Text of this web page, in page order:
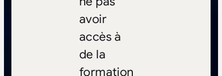
avoir
accès à
de la
formation